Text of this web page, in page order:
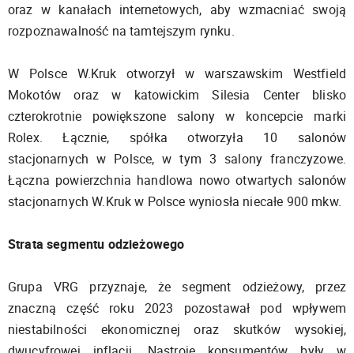
oraz w kanałach internetowych, aby wzmacniać swoją
rozpoznawalność na tamtejszym rynku.
W Polsce W.Kruk otworzył w warszawskim Westfield
Mokotów oraz w katowickim Silesia Center blisko
czterokrotnie powiększone salony w koncepcie marki
Rolex. Łącznie, spółka otworzyła 10 salonów
stacjonarnych w Polsce, w tym 3 salony franczyzowe.
Łączna powierzchnia handlowa nowo otwartych salonów
stacjonarnych W.Kruk w Polsce wyniosła niecałe 900 mkw.
Strata segmentu odzieżowego
Grupa VRG przyznaje, że segment odzieżowy, przez
znaczną część roku 2023 pozostawał pod wpływem
niestabilności ekonomicznej oraz skutków wysokiej,